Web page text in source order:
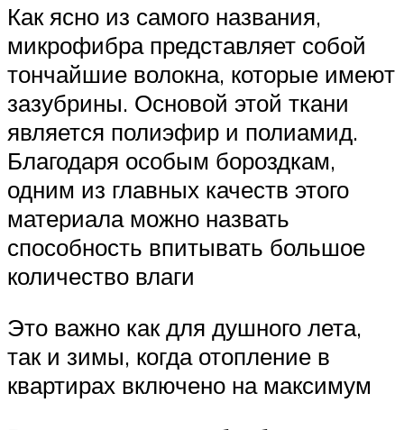
Как ясно из самого названия,
микрофибра представляет собой
тончайшие волокна, которые имеют
зазубрины. Основой этой ткани
является полиэфир и полиамид.
Благодаря особым бороздкам,
одним из главных качеств этого
материала можно назвать
способность впитывать большое
количество влаги
Это важно как для душного лета,
так и зимы, когда отопление в
квартирах включено на максимум